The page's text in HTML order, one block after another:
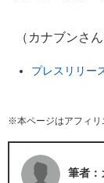
（カナブンさん
プレスリリー
※本ページはアフィリ
筆者：